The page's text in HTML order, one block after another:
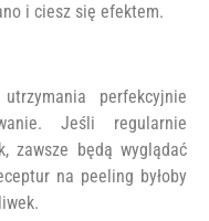
i ciesz się efektem.
perfekcyjnie
Jeśli regularnie
zawsze będą wyglądać
na peeling byłoby